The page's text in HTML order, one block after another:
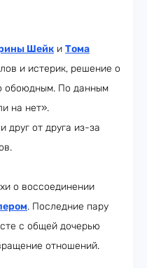
Шейк и Тома
и истерик, решение о
обоюдным. По данным
на нет».
друг от друга из-за
о воссоединении
. Последние пару
с общей дочерью
отношений.